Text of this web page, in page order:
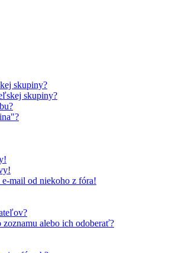
skupiny?
skupiny?
mail od niekoho z fóra!
alebo ich odoberať?